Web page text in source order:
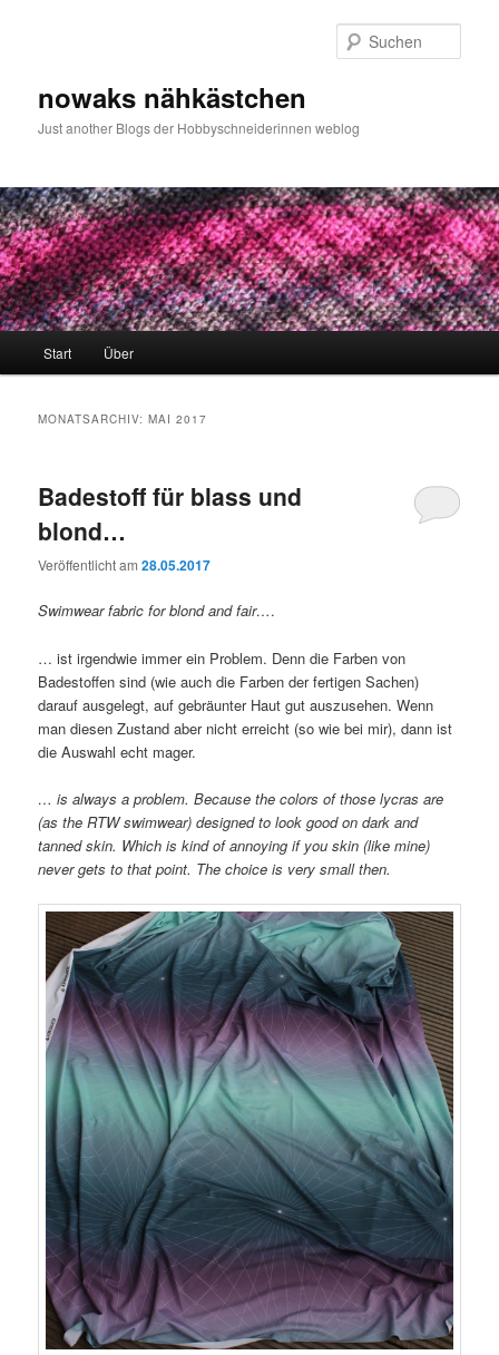
nowaks nähkästchen
Just another Blogs der Hobbyschneiderinnen weblog
Start Über
MONATSARCHIV:MAI 2017
Badestoff für blass und
blond…
Veröffentlicht am28.05.2017
Swimwear fabric for blond and fair….
… ist irgendwie immer ein Problem. Denn die Farben von
Badestoffen sind (wie auch die Farben der fertigen Sachen)
darauf ausgelegt, auf gebräunter Haut gut auszusehen. Wenn
man diesen Zustand aber nicht erreicht (so wie bei mir), dann ist
die Auswahl echt mager.
… is always a problem. Because the colors of those lycras are
(as the RTW swimwear) designed to look good on dark and
tanned skin. Which is kind of annoying if you skin (like mine)
never gets to that point. The choice is very small then.